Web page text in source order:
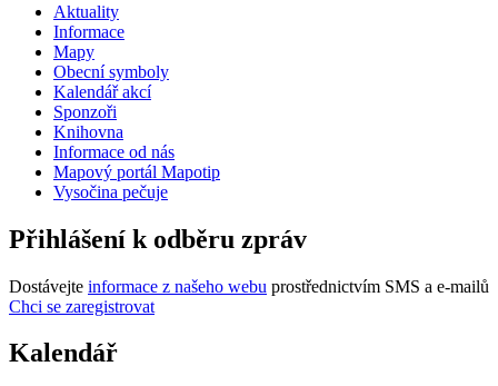
Aktuality
Informace
Mapy
Obecní symboly
Kalendář akcí
Sponzoři
Knihovna
Informace od nás
Mapový portál Mapotip
Vysočina pečuje
Přihlášení k odběru zpráv
Dostávejte informace z našeho webu prostřednictvím SMS a e-mailů
Chci se zaregistrovat
Kalendář